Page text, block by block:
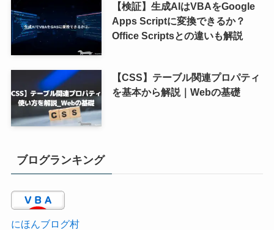
【検証】生成AIはVBAをGoogle
Apps Scriptに変換できるか？
Office Scriptsとの違いも解説
【CSS】テーブル関連プロパティ
を基本から解説｜Webの基礎
ブログランキング
にほんブログ村